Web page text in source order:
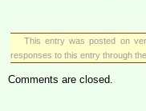
This entry was posted on
responses to this entry through the
Comments are closed.